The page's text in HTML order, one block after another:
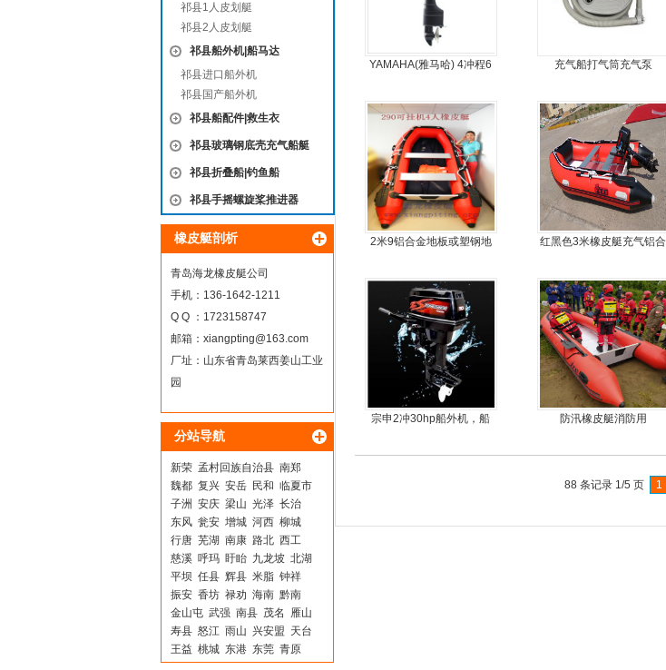
祁县1人皮划艇
祁县2人皮划艇
祁县船外机|船马达
祁县进口船外机
祁县国产船外机
祁县船配件|救生衣
祁县玻璃钢底壳充气船艇
祁县折叠船|钓鱼船
祁县手摇螺旋桨推进器
橡皮艇剖析
青岛海龙橡皮艇公司
手机：136-1642-1211
Q Q ：1723158747
邮箱： xiangpting@163.com
厂址：山东省青岛莱西姜山工业
园
分站导航
新荣 孟村回族自治县 南郑
魏都 复兴 安岳 民和 临夏市
子洲 安庆 梁山 光泽 长治
东风 瓮安 增城 河西 柳城
行唐 芜湖 南康 路北 西工
慈溪 呼玛 盱眙 九龙坡 北湖
平坝 任县 辉县 米脂 钟祥
振安 香坊 禄劝 海南 黔南
金山屯 武强 南县 茂名
雁山
寿县 怒江 雨山 兴安盟 天台
王益 桃城 东港 东莞 青原
YAMAHA(雅马哈) 4冲程6
充气船打气筒充气泵
2米9铝合金地板或塑钢地
舟
红黑色3米橡皮艇充气铝合
宗申2冲30hp船外机，船
防汛橡皮艇消防用
88 条记录 1/5 页 1